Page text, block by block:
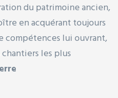
du patrimoine ancien,
en acquérant toujours
compétences lui ouvrant,
les plus